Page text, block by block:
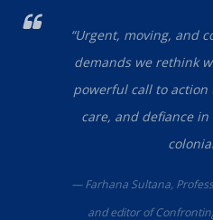
“Urgent, moving, and
demands we rethink
powerful call to action
care, and defiance
— Farhana Sultana,
and editor of